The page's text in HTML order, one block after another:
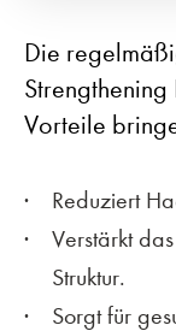
Die
Vorteile
Reduziert
Verstärkt
Struktur.
Sorgt für